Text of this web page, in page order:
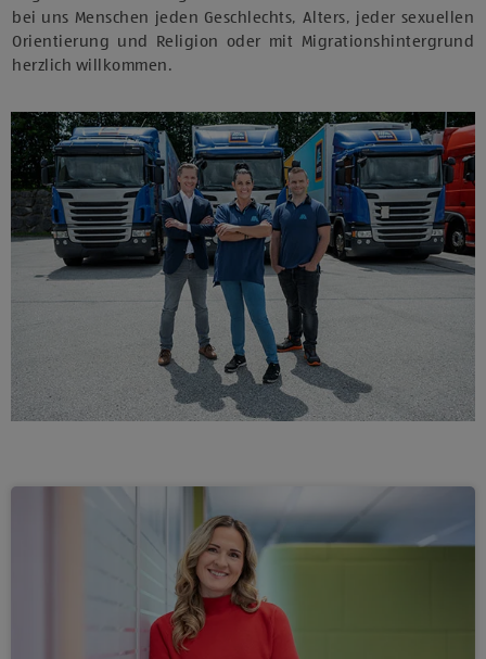
bei uns Menschen jeden Geschlechts, Alters, jeder sexuellen
Orientierung und Religion oder mit Migrationshintergrund
herzlich willkommen.